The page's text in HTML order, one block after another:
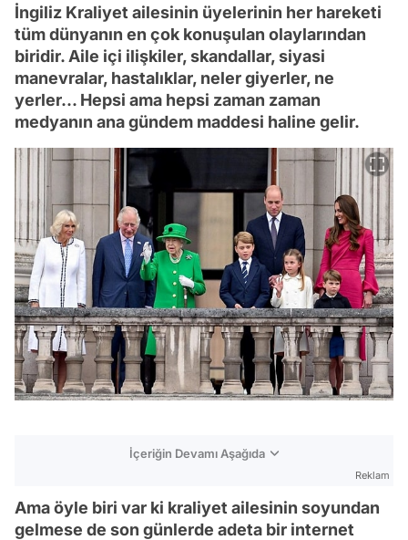
İngiliz Kraliyet ailesinin üyelerinin her hareketi
tüm dünyanın en çok konuşulan olaylarından
biridir. Aile içi ilişkiler, skandallar, siyasi
manevralar, hastalıklar, neler giyerler, ne
yerler... Hepsi ama hepsi zaman zaman
medyanın ana gündem maddesi haline gelir.
İçeriğin Devamı Aşağıda
Reklam
Ama öyle biri var ki kraliyet ailesinin soyundan
gelmese de son günlerde adeta bir internet